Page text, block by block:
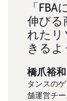
「
伸びる
れたリ
きるよ
橋爪裕
タンスの
舗運営チ